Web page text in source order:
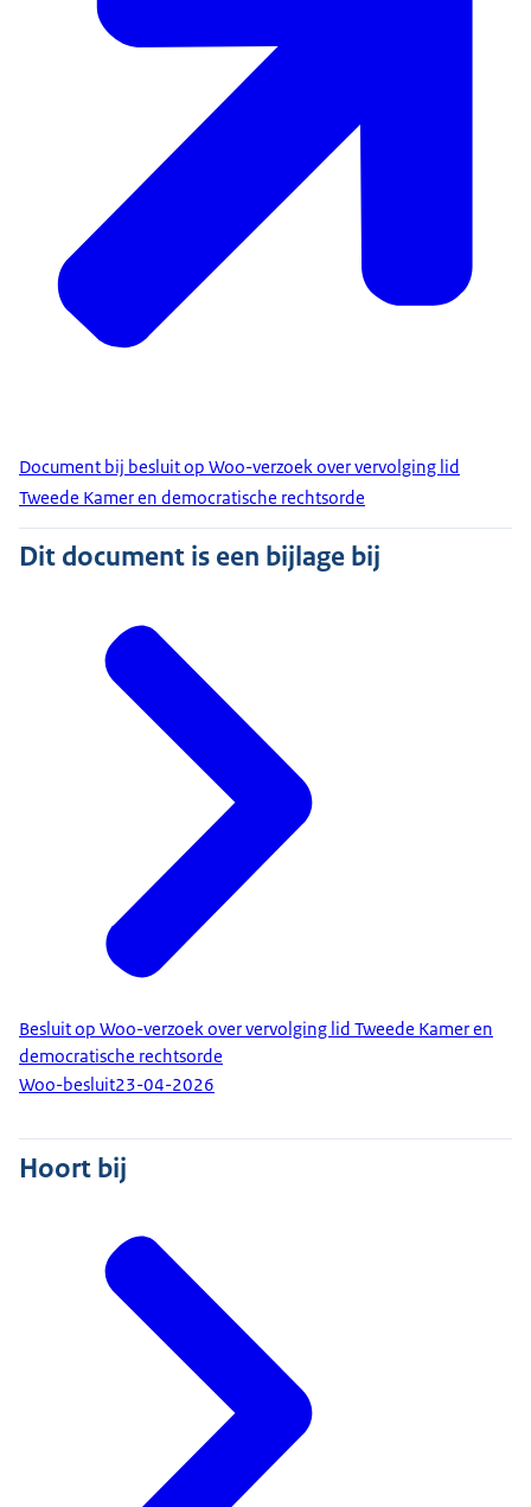
Document bij besluit op Woo-verzoek over vervolging lid
Tweede Kamer en democratische rechtsorde
Dit document is een bijlage bij
Besluit op Woo-verzoek over vervolging lid Tweede Kamer en
democratische rechtsorde
Woo-besluit23-04-2026
Hoort bij